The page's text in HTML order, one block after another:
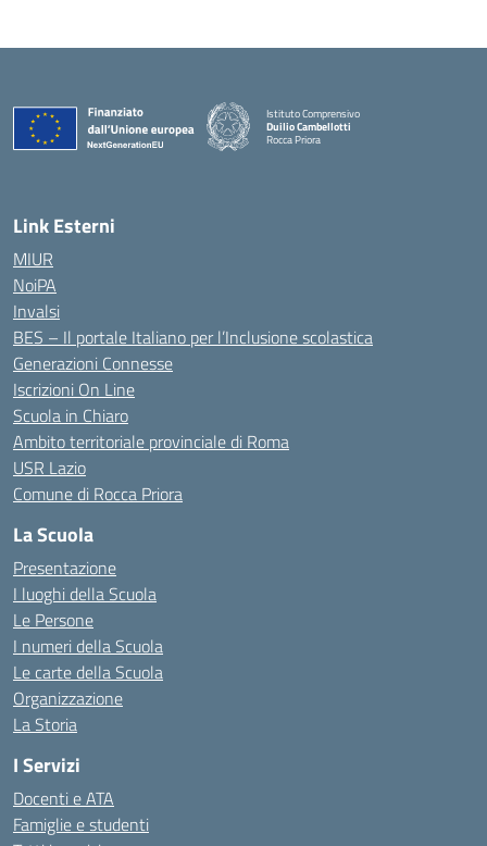
Istituto Comprensivo
Duilio Cambellotti
Rocca Priora
Link Esterni
MIUR
NoiPA
Invalsi
BES – Il portale Italiano per l’Inclusione scolastica
Generazioni Connesse
Iscrizioni On Line
Scuola in Chiaro
Ambito territoriale provinciale di Roma
USR Lazio
Comune di Rocca Priora
La Scuola
Presentazione
I luoghi della Scuola
Le Persone
I numeri della Scuola
Le carte della Scuola
Organizzazione
La Storia
I Servizi
Docenti e ATA
Famiglie e studenti